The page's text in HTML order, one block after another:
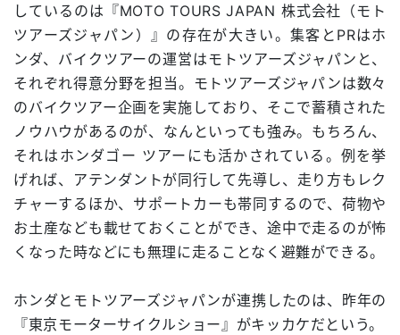
しているのは『MOTO TOURS JAPAN 株式会社（モト
ツアーズジャパン）』の存在が大きい。集客とPRはホ
ンダ、バイクツアーの運営はモトツアーズジャパンと、
それぞれ得意分野を担当。モトツアーズジャパンは数々
のバイクツアー企画を実施しており、そこで蓄積された
ノウハウがあるのが、なんといっても強み。もちろん、
それはホンダゴー ツアーにも活かされている。例を挙
げれば、アテンダントが同行して先導し、走り方もレク
チャーするほか、サポートカーも帯同するので、荷物や
お土産なども載せておくことができ、途中で走るのが怖
くなった時などにも無理に走ることなく避難ができる。
ホンダとモトツアーズジャパンが連携したのは、昨年の
『東京モーターサイクルショー』がキッカケだという。